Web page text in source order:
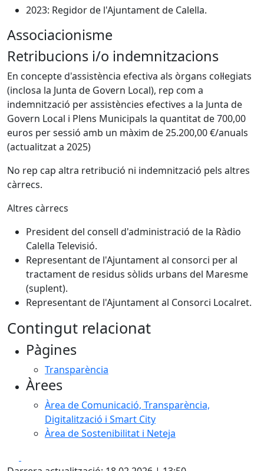
2023: Regidor de l'Ajuntament de Calella.
Associacionisme
Retribucions i/o indemnitzacions
En concepte d'assistència efectiva als òrgans col·legiats
(inclosa la Junta de Govern Local), rep com a
indemnització per assistències efectives a la Junta de
Govern Local i Plens Municipals la quantitat de 700,00
euros per sessió amb un màxim de 25.200,00 €/anuals
(actualitzat a 2025)
No rep cap altra retribució ni indemnització pels altres
càrrecs.
Altres càrrecs
President del consell d'administració de la Ràdio
Calella Televisió.
Representant de l'Ajuntament al consorci per al
tractament de residus sòlids urbans del Maresme
(suplent).
Representant de l'Ajuntament al Consorci Localret.
Contingut relacionat
Pàgines
Transparència
Àrees
Àrea de Comunicació, Transparència,
Digitalització i Smart City
Àrea de Sostenibilitat i Neteja